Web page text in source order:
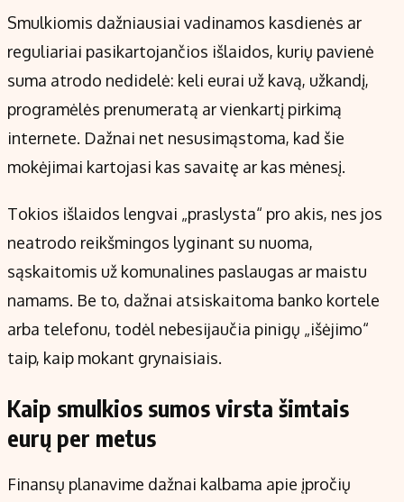
Smulkiomis dažniausiai vadinamos kasdienės ar
reguliariai pasikartojančios išlaidos, kurių pavienė
suma atrodo nedidelė: keli eurai už kavą, užkandį,
programėlės prenumeratą ar vienkartį pirkimą
internete. Dažnai net nesusimąstoma, kad šie
mokėjimai kartojasi kas savaitę ar kas mėnesį.
Tokios išlaidos lengvai „praslysta“ pro akis, nes jos
neatrodo reikšmingos lyginant su nuoma,
sąskaitomis už komunalines paslaugas ar maistu
namams. Be to, dažnai atsiskaitoma banko kortele
arba telefonu, todėl nebesijaučia pinigų „išėjimo“
taip, kaip mokant grynaisiais.
Kaip smulkios sumos virsta šimtais
eurų per metus
Finansų planavime dažnai kalbama apie įpročių